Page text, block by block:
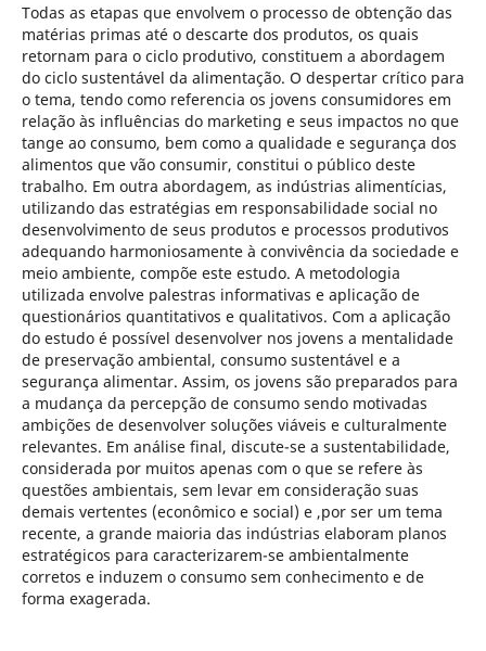
Todas as etapas que envolvem o processo de obtenção das
matérias primas até o descarte dos produtos, os quais
retornam para o ciclo produtivo, constituem a abordagem
do ciclo sustentável da alimentação. O despertar crítico para
o tema, tendo como referencia os jovens consumidores em
relação às influências do marketing e seus impactos no que
tange ao consumo, bem como a qualidade e segurança dos
alimentos que vão consumir, constitui o público deste
trabalho. Em outra abordagem, as indústrias alimentícias,
utilizando das estratégias em responsabilidade social no
desenvolvimento de seus produtos e processos produtivos
adequando harmoniosamente à convivência da sociedade e
meio ambiente, compõe este estudo. A metodologia
utilizada envolve palestras informativas e aplicação de
questionários quantitativos e qualitativos. Com a aplicação
do estudo é possível desenvolver nos jovens a mentalidade
de preservação ambiental, consumo sustentável e a
segurança alimentar. Assim, os jovens são preparados para
a mudança da percepção de consumo sendo motivadas
ambições de desenvolver soluções viáveis e culturalmente
relevantes. Em análise final, discute-se a sustentabilidade,
considerada por muitos apenas com o que se refere às
questões ambientais, sem levar em consideração suas
demais vertentes (econômico e social) e ,por ser um tema
recente, a grande maioria das indústrias elaboram planos
estratégicos para caracterizarem-se ambientalmente
corretos e induzem o consumo sem conhecimento e de
forma exagerada.